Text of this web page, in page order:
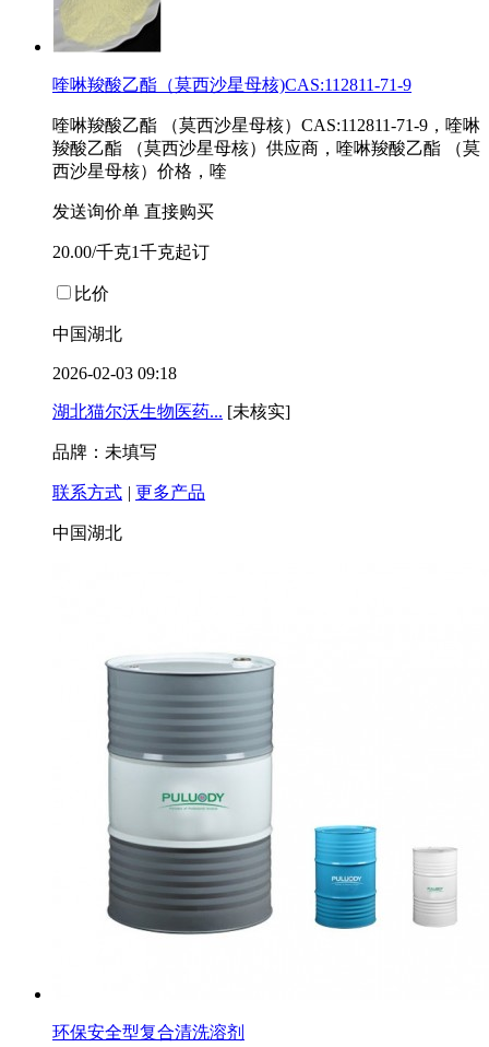
喹啉羧酸乙酯（莫西沙星母核)CAS:112811-71-9
喹啉羧酸乙酯 （莫西沙星母核）CAS:112811-71-9，喹啉
羧酸乙酯 （莫西沙星母核）供应商，喹啉羧酸乙酯 （莫
西沙星母核）价格，喹
发送询价单 直接购买
20.00/千克1千克起订
比价
中国湖北
2026-02-03 09:18
湖北猫尔沃生物医药... [未核实]
品牌：未填写
联系方式 | 更多产品
中国湖北
环保安全型复合清洗溶剂